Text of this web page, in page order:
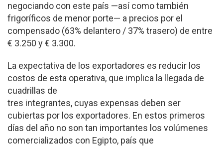
negociando con este país —así como también
frigoríficos de menor porte— a precios por el
compensado (63% delantero / 37% trasero) de entre
€ 3.250 y € 3.300.
La expectativa de los exportadores es reducir los
costos de esta operativa, que implica la llegada de
cuadrillas de
tres integrantes, cuyas expensas deben ser
cubiertas por los exportadores. En estos primeros
días del año no son tan importantes los volúmenes
comercializados con Egipto, país que